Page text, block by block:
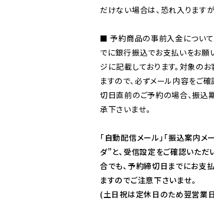
だけない場合は、恐れ入ります
■ 予約商品の事前入金につい
でに銀行振込でお支払いをお願
ジに記載しております。対象の
ますので、必ずメール内容をご
切日直前のご予約の場合、振込
承下さいませ。
「自動配信メール」「振込案内
ダ”と、受信設定をご確認いただ
合でも、予約締切日までにお支
ますのでご注意下さいませ。
(土日祝は定休日のため翌営業